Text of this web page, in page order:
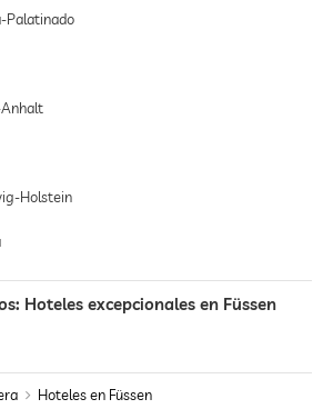
Palatinado
Holstein
Hoteles excepcionales en Füssen
Hoteles en Füssen